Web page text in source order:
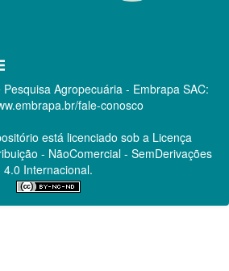
Agropecuária - Embrapa SAC:
fale-conosco
está licenciado sob a Licença
- NãoComercial - SemDerivações
4.0 Internacional.